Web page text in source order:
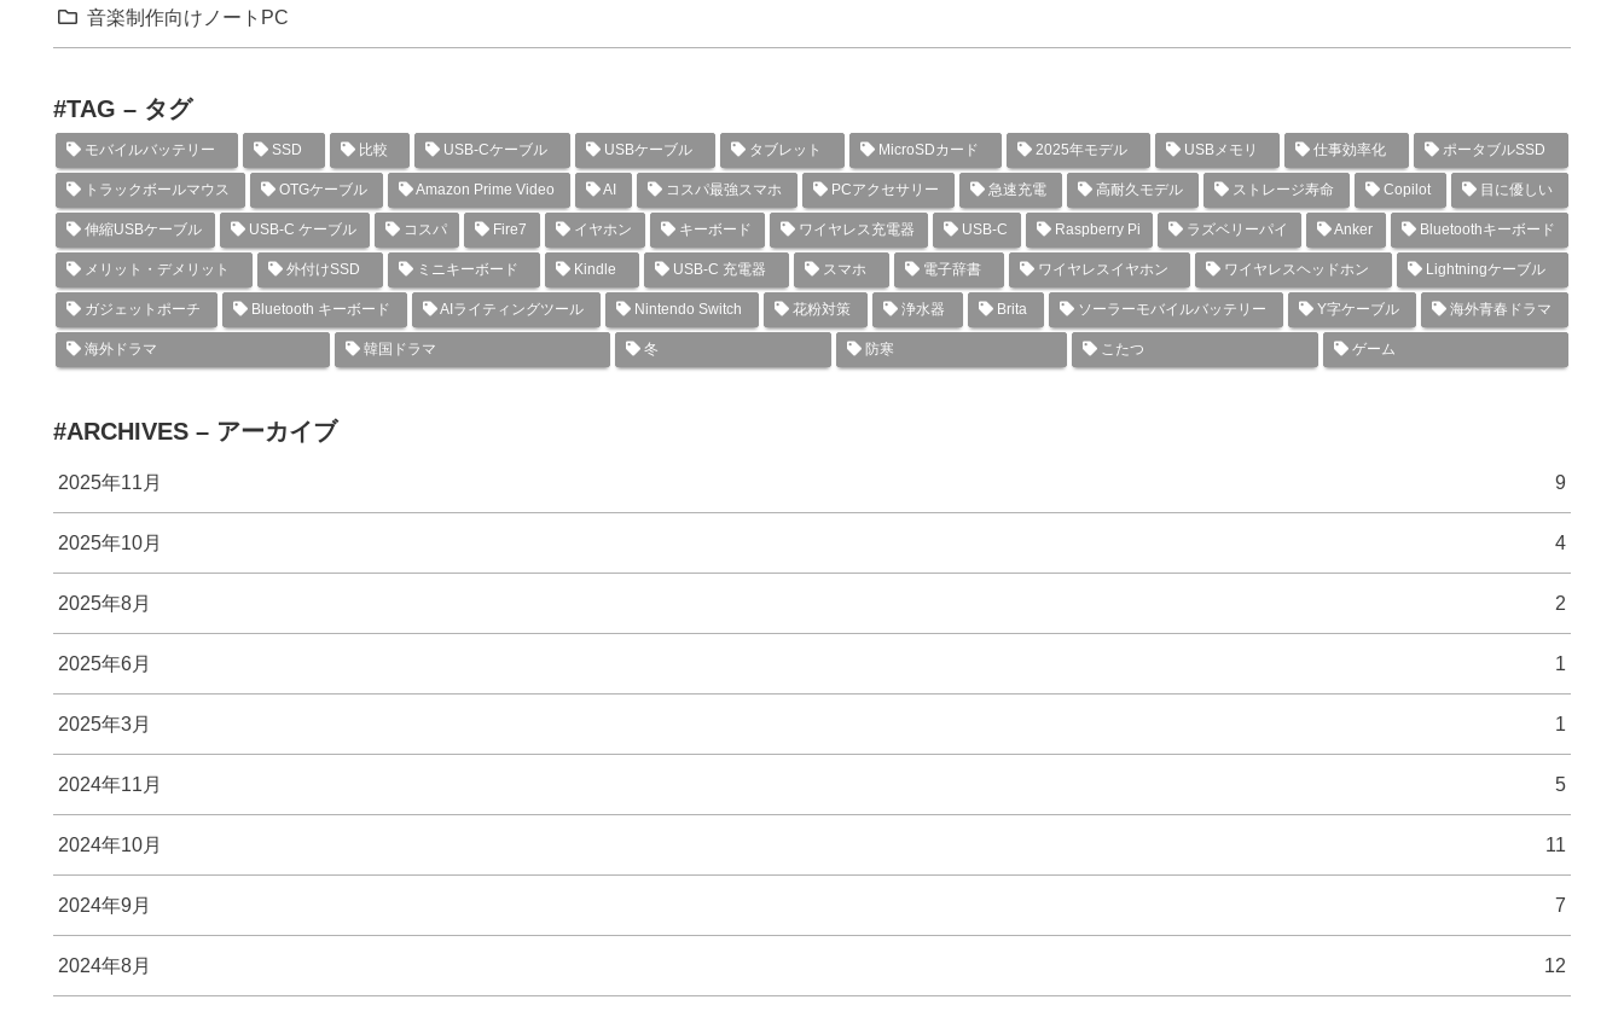
音楽制作向けノートPC
#TAG – タグ
モバイルバッテリー SSD 比較 USB-Cケーブル USBケーブル タブレット MicroSDカード 2025年モデル USBメモリ 仕事効率化 ポータブルSSD
トラックボールマウス OTGケーブル Amazon Prime Video AI コスパ最強スマホ PCアクセサリー 急速充電 高耐久モデル ストレージ寿命 Copilot 目に優しい
伸縮USBケーブル USB-C ケーブル コスパ Fire7 イヤホン キーボード ワイヤレス充電器 USB-C Raspberry Pi ラズベリーパイ Anker Bluetoothキーボード
メリット・デメリット 外付けSSD ミニキーボード Kindle USB-C 充電器 スマホ 電子辞書 ワイヤレスイヤホン ワイヤレスヘッドホン Lightningケーブル
ガジェットポーチ Bluetooth キーボード AIライティングツール Nintendo Switch 花粉対策 浄水器 Brita ソーラーモバイルバッテリー Y字ケーブル 海外青春ドラマ
海外ドラマ 韓国ドラマ 冬 防寒 こたつ ゲーム
#ARCHIVES – アーカイブ
2025年11月 9
2025年10月 4
2025年8月 2
2025年6月 1
2025年3月 1
2024年11月 5
2024年10月 11
2024年9月 7
2024年8月 12